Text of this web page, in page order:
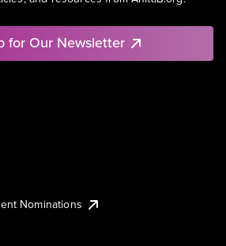
for Our Newsletter
Nominations